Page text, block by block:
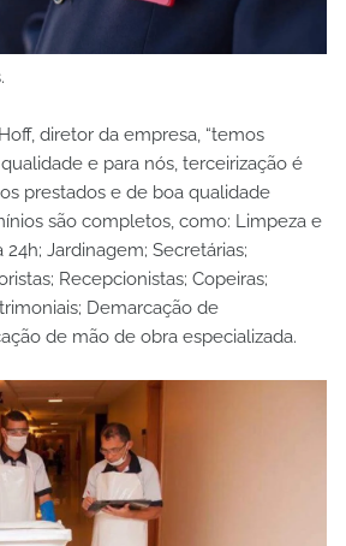
diretor da empresa, “temos
e para nós, terceirização é
prestados e de boa qualidade
são completos, como: Limpeza e
Jardinagem; Secretárias;
Recepcionistas; Copeiras;
Demarcação de
de mão de obra especializada.